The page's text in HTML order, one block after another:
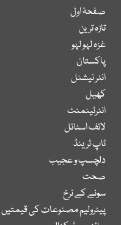
صفحۂ اول
تازہ ترین
غزہ لہو لہو
پاکستان
انٹر نیشنل
کھیل
انٹرٹینمنٹ
لائف اسٹائل
ٹاپ ٹرینڈ
دلچسپ و عجیب
صحت
سونے کے نرخ
پیٹرولیم مصنوعات کی قیمتیں